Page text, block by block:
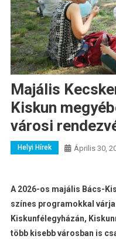
Majális
Kiskun
városi
Helyi Hírek Április 30,
A 2026-os majális Bács-
színes programokkal
Kiskunfélegyházán,
több kisebb városban is